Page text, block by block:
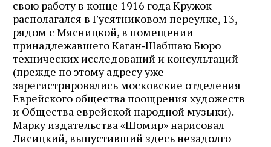
свою работу в конце 1916 года Кружок
располагался в Гусятниковом переулке, 13,
рядом с Мясницкой, в помещении
принадлежавшего Каган‑Шабшаю Бюро
технических исследований и консультаций
(прежде по этому адресу уже
зарегистрировались московские отделения
Еврейского общества поощрения художеств
и Общества еврейской народной музыки).
Марку издательства «Шомир» нарисовал
Лисицкий, выпустивший здесь незадолго